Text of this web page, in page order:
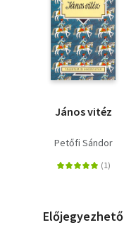
János vitéz
Petőfi Sándor
Előjegyezhető